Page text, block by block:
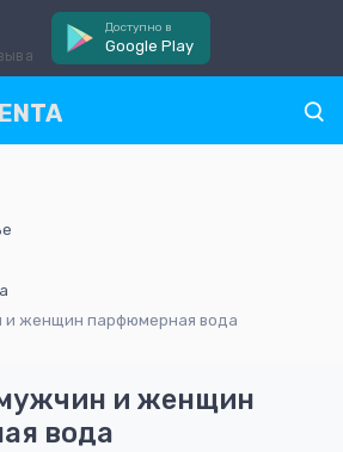
Доступно в
Google Play
и женщин парфюмерная вода
мужчин и женщин
вода